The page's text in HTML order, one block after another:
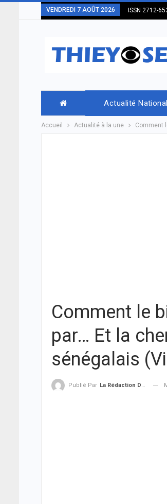
VENDREDI 7 AOÛT 2026 ISSN 2712-
Actualité
Accueil Actualité à la une Comment
Comment le
par… Et la
sénégalais
Publié Par La Rédaction De THIEYSENEGAL.com